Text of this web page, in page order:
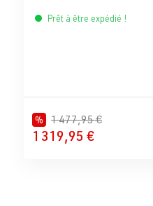
Prêt à être expédié !
% 1 477,95 €
1 319,95 €